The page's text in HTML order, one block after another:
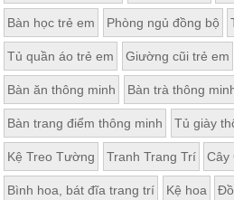
Nội
Thất
Phòng
Khách
Sofa,
rượu,
Bàn
trà...
Nội
Thất
Bàn học trẻ em Phòng ngủ đồng bộ
Tủ quần áo trẻ em Giường cũi trẻ em
Bàn ăn thông minh Bàn trà thông
Bàn trang điểm thông minh Tủ giày
Kệ Treo Tường Tranh Trang Trí Cây
Bình hoa, bát đĩa trang trí Kệ hoa